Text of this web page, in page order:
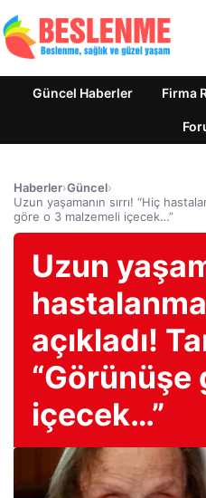
Güncel Haberler Firma
Haberler›Güncel›
Uzun yaşamanın sırrı! “Hiç
göre o 3 malzemeli içecek…”
Uzun
açıkladı!
“Görünüşe
içecek…”